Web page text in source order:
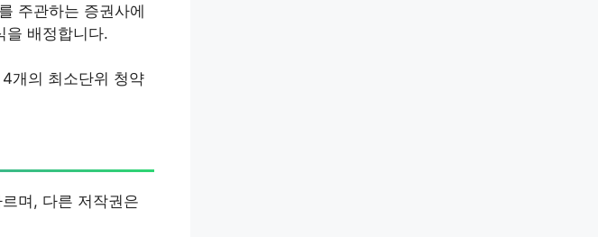
주관하는 증권사에
을 배정합니다.
개의 최소단위 청약
며, 다른 저작권은